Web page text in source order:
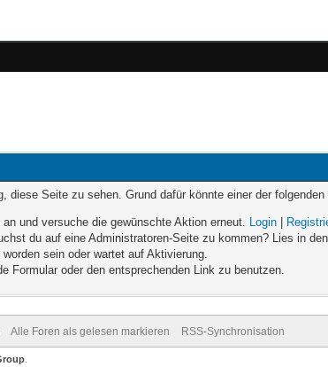
diese Seite zu sehen. Grund dafür könnte einer der folgenden
und versuche die gewünschte Aktion erneut. Login
du auf eine Administratoren-Seite zu kommen? Lies in
sein oder wartet auf Aktivierung.
Formular oder den entsprechenden Link zu benutzen.
Alle Foren als gelesen markieren RSS-Synchronisation
.